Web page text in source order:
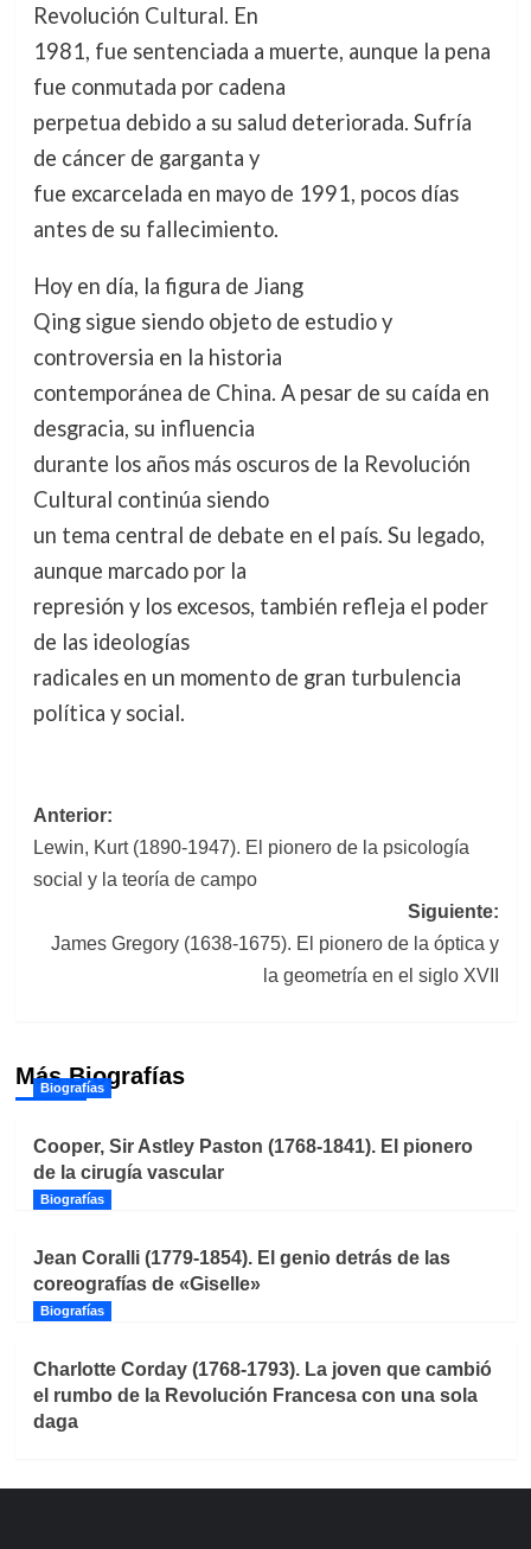
Revolución Cultural. En
1981, fue sentenciada a muerte, aunque la pena
fue conmutada por cadena
perpetua debido a su salud deteriorada. Sufría
de cáncer de garganta y
fue excarcelada en mayo de 1991, pocos días
antes de su fallecimiento.
Hoy en día, la figura de Jiang
Qing sigue siendo objeto de estudio y
controversia en la historia
contemporánea de China. A pesar de su caída en
desgracia, su influencia
durante los años más oscuros de la Revolución
Cultural continúa siendo
un tema central de debate en el país. Su legado,
aunque marcado por la
represión y los excesos, también refleja el poder
de las ideologías
radicales en un momento de gran turbulencia
política y social.
Navegación
de
entradas
Anterior:
Lewin, Kurt (1890-1947). El pionero de la psicología
social y la teoría de campo
Siguiente:
James Gregory (1638-1675). El pionero de la óptica y
la geometría en el siglo XVII
Más Biografías
Biografías
Cooper, Sir Astley Paston (1768-1841). El pionero
de la cirugía vascular
Biografías
Jean Coralli (1779-1854). El genio detrás de las
coreografías de «Giselle»
Biografías
Charlotte Corday (1768-1793). La joven que cambió
el rumbo de la Revolución Francesa con una sola
daga